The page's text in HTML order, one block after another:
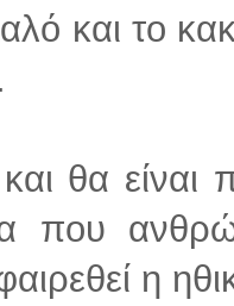
και το
θα είναι
που
η